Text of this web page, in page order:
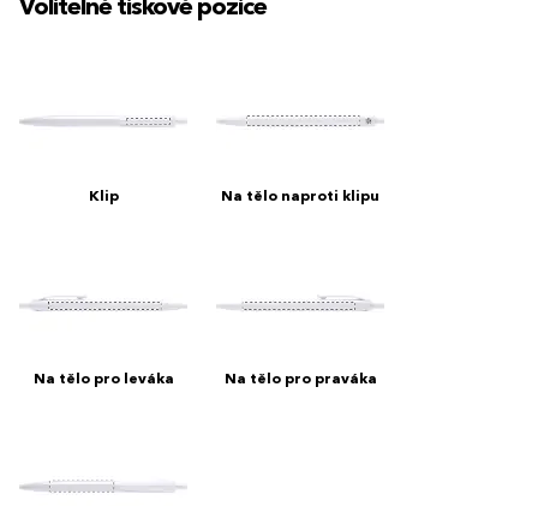
Volitelné tiskové pozice
Klip Na tělo naproti klipu
Na tělo pro leváka Na tělo pro praváka